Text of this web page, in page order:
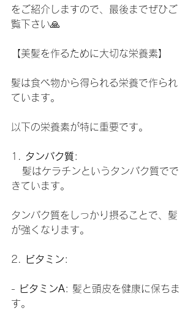
をご紹介しますので、最後までぜひご
覧下さい🙏
【美髪を作るために大切な栄養素】
髪は食べ物から得られる栄養で作られ
ています。
以下の栄養素が特に重要です。
1. タンパク質:
髪はケラチンというタンパク質でで
きています。
タンパク質をしっかり摂ることで、髪
が強くなります。
2. ビタミン:
- ビタミンA: 髪と頭皮を健康に保ちま
す。